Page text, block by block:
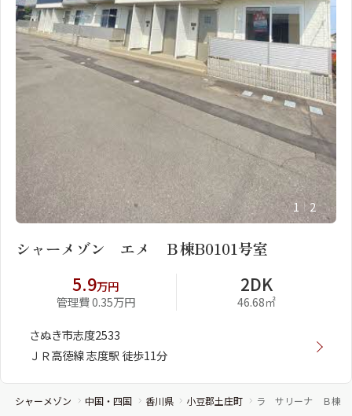
1 2
シャーメゾン エメ Ｂ棟B0101号室
5.9万円
管理費 0.35万円
2DK
46.68㎡
さぬき市志度2533
ＪＲ高徳線 志度駅 徒歩11分
シャーメゾン 中国・四国 香川県 小豆郡土庄町 ラ サリーナ Ｂ棟